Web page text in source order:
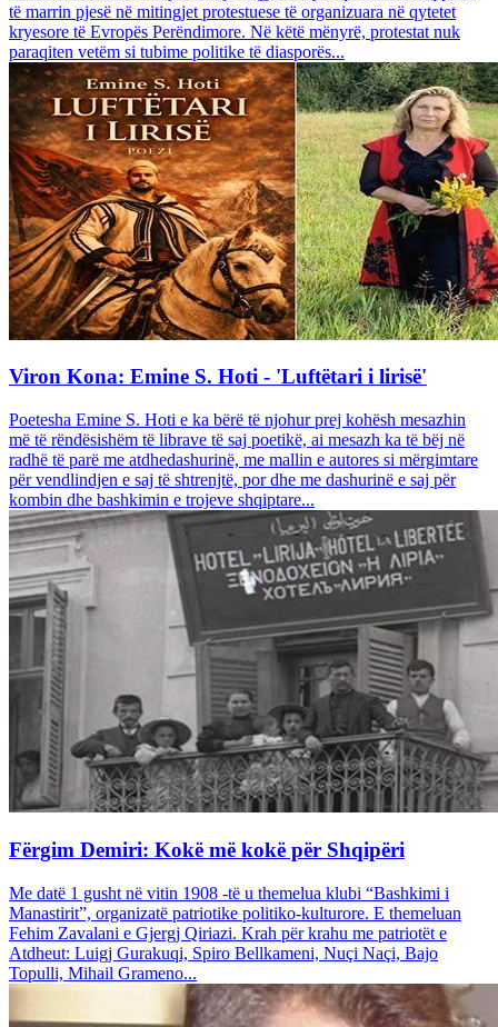
të marrin pjesë në mitingjet protestuese të organizuara në qytetet
kryesore të Evropës Perëndimore. Në këtë mënyrë, protestat nuk
paraqiten vetëm si tubime politike të diasporës...
Viron Kona: Emine S. Hoti - 'Luftëtari i lirisë'
Poetesha Emine S. Hoti e ka bërë të njohur prej kohësh mesazhin
më të rëndësishëm të librave të saj poetikë, ai mesazh ka të bëj në
radhë të parë me atdhedashurinë, me mallin e autores si mërgimtare
për vendlindjen e saj të shtrenjtë, por dhe me dashurinë e saj për
kombin dhe bashkimin e trojeve shqiptare...
Fërgim Demiri: Kokë më kokë për Shqipëri
Me datë 1 gusht në vitin 1908 -të u themelua klubi “Bashkimi i
Manastirit”, organizatë patriotike politiko-kulturore. E themeluan
Fehim Zavalani e Gjergj Qiriazi. Krah për krahu me patriotët e
Atdheut: Luigj Gurakuqi, Spiro Bellkameni, Nuçi Naçi, Bajo
Topulli, Mihail Grameno...